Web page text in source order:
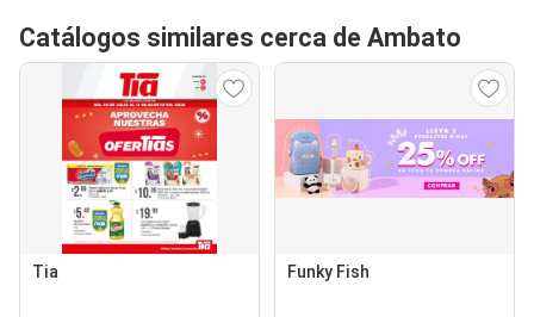
Catálogos similares cerca de Ambato
Tia Funky Fish